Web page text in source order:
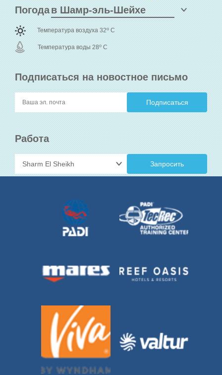
Подписаться на новостное письмо
Работа
Запросить
Погода
Температура воздуха 32o C
Температура воды 28o C